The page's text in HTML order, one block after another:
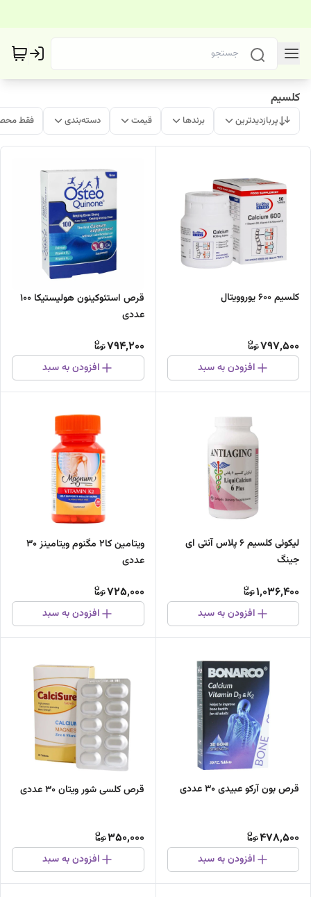
کلسیم
پربازدیدترین برندها قیمت دسته‌بندی فقط
کلسیم 600 یوروویتال
797,500
افزودن به سبد
قرص استئوکینون هولیستیکا 100
عددی
794,200
افزودن به سبد
لیکوئی کلسیم 6 پلاس آنتی ای
جینگ
1,036,400
افزودن به سبد
ویتامین کا2 مگنوم ویتامینز 30
عددی
725,000
افزودن به سبد
قرص بون آرکو عبیدی 30 عددی
478,500
افزودن به سبد
قرص کلسی شور ویتان 30 عددی
350,000
افزودن به سبد